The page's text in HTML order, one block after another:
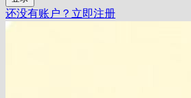
还没有账户？立即注册